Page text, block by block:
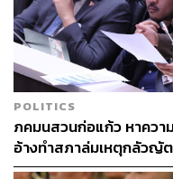
POLITICS
ภคมนสวนก่อแก้ว หาคว
อ้างทำสภาล่มเหตุกลัวญั